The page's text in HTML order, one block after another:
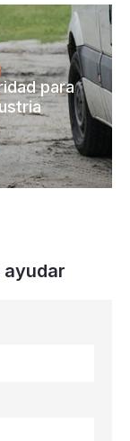
para
ayudar